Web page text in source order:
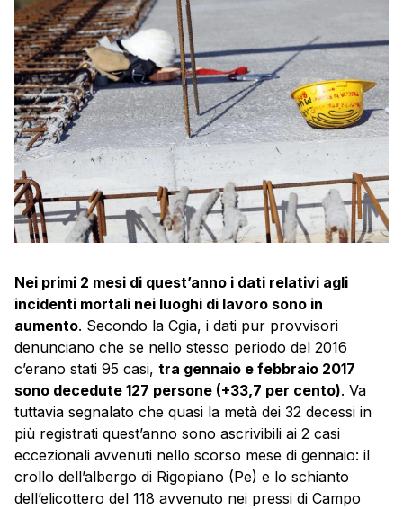
Nei primi 2 mesi di quest’anno i dati relativi agli
incidenti mortali nei luoghi di lavoro sono in
aumento. Secondo la Cgia, i dati pur provvisori
denunciano che se nello stesso periodo del 2016
c’erano stati 95 casi, tra gennaio e febbraio 2017
sono decedute 127 persone (+33,7 per cento). Va
tuttavia segnalato che quasi la metà dei 32 decessi in
più registrati quest’anno sono ascrivibili ai 2 casi
eccezionali avvenuti nello scorso mese di gennaio: il
crollo dell’albergo di Rigopiano (Pe) e lo schianto
dell’elicottero del 118 avvenuto nei pressi di Campo